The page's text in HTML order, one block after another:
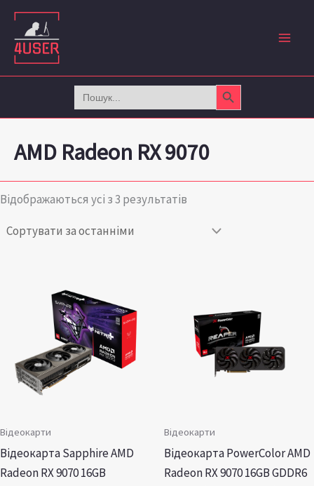
Перейти
вмісту
Search
for:
Search Button
AMD Radeon RX 9070
Відображаються усі з 3 результатів
Відеокарти
Відеокарта Sapphire AMD
Radeon RX 9070 16GB
Відеокарти
Відеокарта PowerColor AMD
Radeon RX 9070 16GB GDDR6